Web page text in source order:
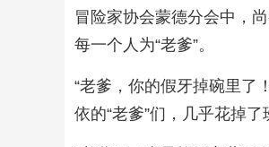
冒险家协会蒙德分会中，
每一个人为“老爹”。
“老爹，你的假牙掉碗里了
依的“老爹”们，几乎花掉